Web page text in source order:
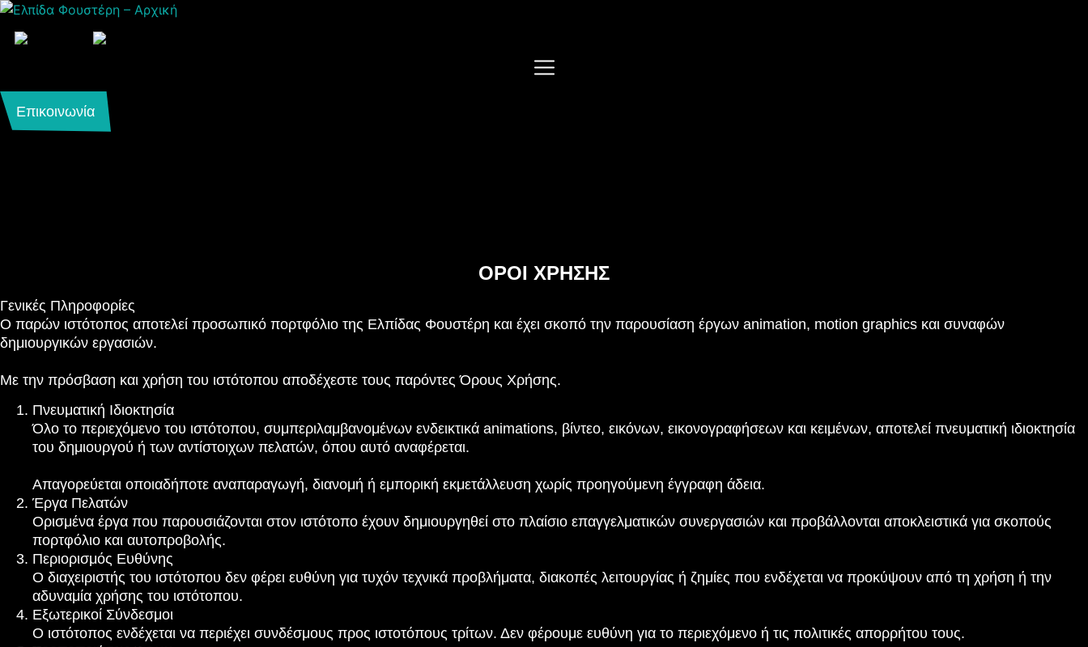
Μετάβαση
στο
περιεχόμενο
Επικοινωνία
ΌΡΟΙ ΧΡΉΣΗΣ
Γενικές Πληροφορίες
Ο παρών ιστότοπος αποτελεί προσωπικό πορτφόλιο της Ελπίδας Φουστέρη και έχει σκοπό την παρουσίαση έργων animation, motion graphics και συναφών
δημιουργικών εργασιών.
Με την πρόσβαση και χρήση του ιστότοπου αποδέχεστε τους παρόντες Όρους Χρήσης.
Πνευματική Ιδιοκτησία
Όλο το περιεχόμενο του ιστότοπου, συμπεριλαμβανομένων ενδεικτικά animations, βίντεο, εικόνων, εικονογραφήσεων και κειμένων, αποτελεί πνευματική ιδιοκτησία
του δημιουργού ή των αντίστοιχων πελατών, όπου αυτό αναφέρεται.
Απαγορεύεται οποιαδήποτε αναπαραγωγή, διανομή ή εμπορική εκμετάλλευση χωρίς προηγούμενη έγγραφη άδεια.
Έργα Πελατών
Ορισμένα έργα που παρουσιάζονται στον ιστότοπο έχουν δημιουργηθεί στο πλαίσιο επαγγελματικών συνεργασιών και προβάλλονται αποκλειστικά για σκοπούς
πορτφόλιο και αυτοπροβολής.
Περιορισμός Ευθύνης
Ο διαχειριστής του ιστότοπου δεν φέρει ευθύνη για τυχόν τεχνικά προβλήματα, διακοπές λειτουργίας ή ζημίες που ενδέχεται να προκύψουν από τη χρήση ή την
αδυναμία χρήσης του ιστότοπου.
Εξωτερικοί Σύνδεσμοι
Ο ιστότοπος ενδέχεται να περιέχει συνδέσμους προς ιστοτόπους τρίτων. Δεν φέρουμε ευθύνη για το περιεχόμενο ή τις πολιτικές απορρήτου τους.